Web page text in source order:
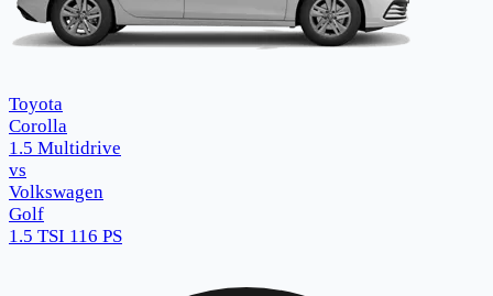
Toyota
Corolla
1.5 Multidrive
vs
Volkswagen
Golf
1.5 TSI 116 PS